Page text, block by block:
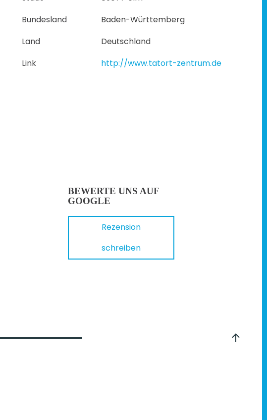
Bundesland
Baden-Württemberg
Land
Deutschland
Link
http://www.tatort-zentrum.de
BEWERTE UNS AUF
GOOGLE
Rezension
schreiben